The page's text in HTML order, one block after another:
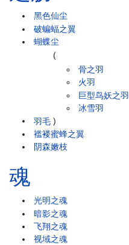
黑色仙尘
破蝙蝠之翼
蝴蝶尘
羽毛
(
骨之羽
火羽
巨型鸟妖之羽
冰雪羽
)
褴褛蜜蜂之翼
阴森嫩枝
魂
光明之魂
暗影之魂
飞翔之魂
视域之魂